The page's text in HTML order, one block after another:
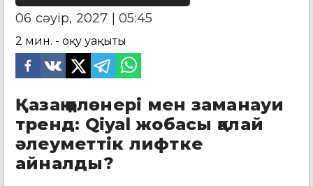
06 сәуір, 2027 | 05:45
2 мин. - оқу уақыты
Қазақ қолөнері мен заманауи
тренд: Qiyal жобасы қалай
әлеуметтік лифтке
айналды?